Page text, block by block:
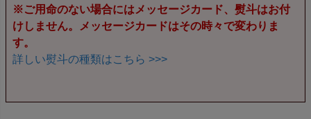
※ご用命のない場合にはメッセージカード、熨斗はお付
けしません。メッセージカードはその時々で変わりま
す。
詳しい熨斗の種類はこちら >>>